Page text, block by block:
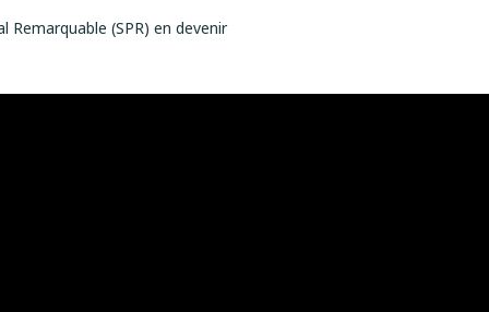
Remarquable (SPR) en devenir